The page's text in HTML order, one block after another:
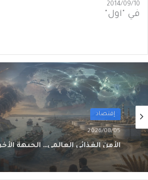
2014/09/10
في "أول"
أول
2026/08/02
من الغاز إلى الجغرافيا السياسية…
نيجيريا–المغرب؟